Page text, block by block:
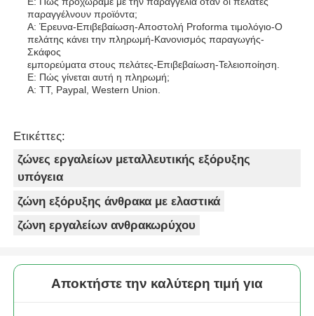
παραγγέλνουν προϊόντα;
Α: Έρευνα-Επιβεβαίωση-Αποστολή Proforma τιμολόγιο-Ο
πελάτης κάνει την πληρωμή-Κανονισμός παραγωγής-
Σκάφος
εμπορεύματα στους πελάτες-Επιβεβαίωση-Τελειοποίηση.
Ε: Πώς γίνεται αυτή η πληρωμή;
Α: TT, Paypal, Western Union.
Ετικέττες:
ζώνες εργαλείων μεταλλευτικής εξόρυξης
υπόγεια
ζώνη εξόρυξης άνθρακα με ελαστικά
ζώνη εργαλείων ανθρακωρύχου
Αποκτήστε την καλύτερη τιμή για